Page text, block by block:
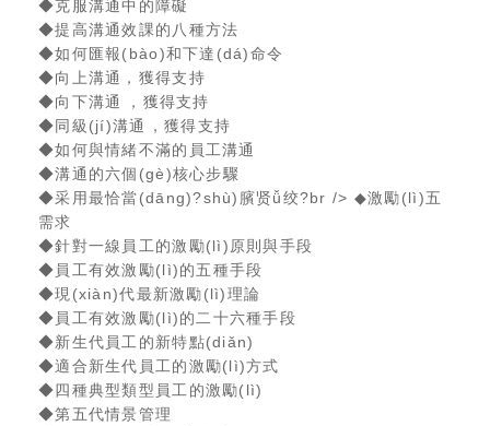
◆克服溝通中的障礙
◆提高溝通效課的八種方法
◆如何匯報(bào)和下達(dá)命令
◆向上溝通，獲得支持
◆向下溝通，獲得支持
◆同級(jí)溝通，獲得支持
◆如何與情緒不滿的員工溝通
◆溝通的六個(gè)核心步驟
◆采用最恰當(dāng)?shù)臏贤ǚ绞?br /> ◆激勵(lì)五
需求
◆針對一線員工的激勵(lì)原則與手段
◆員工有效激勵(lì)的五種手段
◆現(xiàn)代最新激勵(lì)理論
◆員工有效激勵(lì)的二十六種手段
◆新生代員工的新特點(diǎn)
◆適合新生代員工的激勵(lì)方式
◆四種典型類型員工的激勵(lì)
◆第五代情景管理